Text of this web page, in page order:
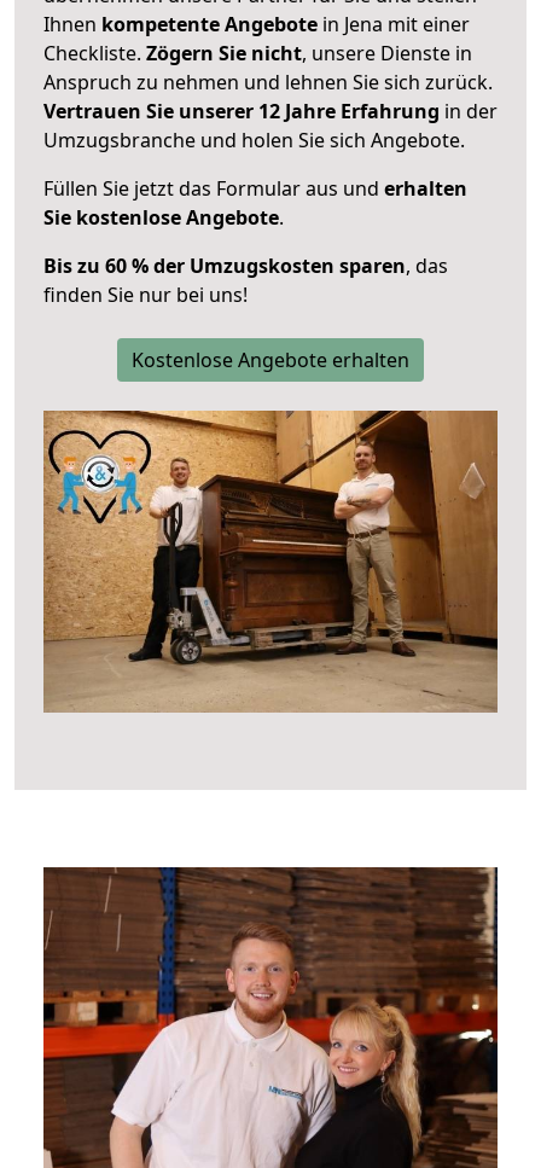
Ihnen kompetente Angebote in Jena mit einer
Checkliste. Zögern Sie nicht, unsere Dienste in
Anspruch zu nehmen und lehnen Sie sich zurück.
Vertrauen Sie unserer 12 Jahre Erfahrung in der
Umzugsbranche und holen Sie sich Angebote.
Füllen Sie jetzt das Formular aus und erhalten
Sie kostenlose Angebote.
Bis zu 60 % der Umzugskosten sparen, das
finden Sie nur bei uns!
Kostenlose Angebote erhalten